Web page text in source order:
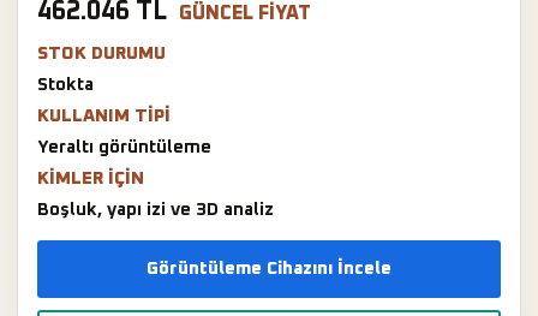
462.046 TL GÜNCEL FIYAT
STOK DURUMU
Stokta
KULLANIM TIPI
Yeraltı görüntüleme
KIMLER IÇIN
Boşluk, yapı izi ve 3D analiz
Görüntüleme Cihazını İncele